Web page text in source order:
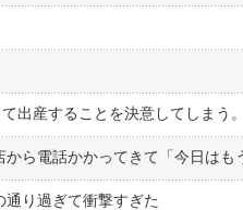
出産することを決意してしまう。
り過ぎて衝撃すぎた